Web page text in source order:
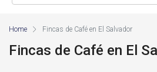
Home Fincas de Café en El Salvador
Fincas de Café en El